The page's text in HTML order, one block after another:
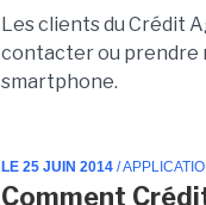
Les clients du Crédit
contacter ou prendre
smartphone.
LE 25 JUIN 2014 /
Comment